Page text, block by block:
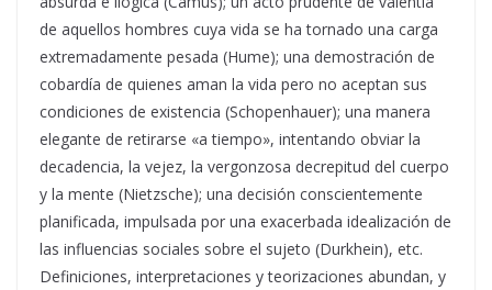
de aquellos hombres cuya vida se ha tornado una carga
extremadamente pesada (Hume); una demostración de
cobardía de quienes aman la vida pero no aceptan sus
condiciones de existencia (Schopenhauer); una manera
elegante de retirarse «a tiempo», intentando obviar la
decadencia, la vejez, la vergonzosa decrepitud del cuerpo
y la mente (Nietzsche); una decisión conscientemente
planificada, impulsada por una exacerbada idealización de
las influencias sociales sobre el sujeto (Durkhein), etc.
Definiciones, interpretaciones y teorizaciones abundan, y